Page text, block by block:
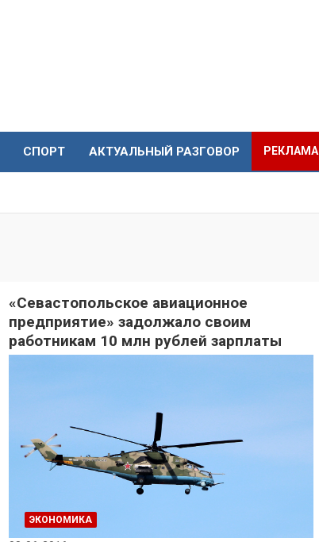
СПОРТ АКТУАЛЬНЫЙ РАЗГОВОР РЕКЛАМА
«Севастопольское авиационное
предприятие» задолжало своим
работникам 10 млн рублей зарплаты
ЭКОНОМИКА